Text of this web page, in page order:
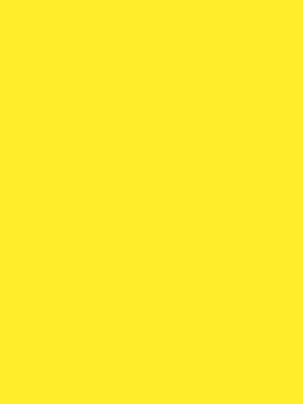
estremamente impegnativo,
cosa fare dopo.
lottano contro l’infertilità non
sogni di genitorialità. Se hai
seguenti possibilità:
assicurati di analizzare i pro e
modo molto approfondito.
a te decidere cosa è giusto
circostanze individuali. Devi